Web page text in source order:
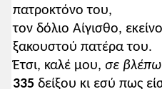
πατροκτόνο του,
τον δόλιο Αίγισθο,
ξακουστού πατέρα του.
Έτσι, καλέ μου, σε βλέπω
335 δείξου κι εσύ πως